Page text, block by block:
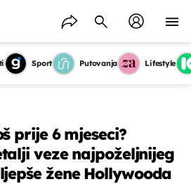
Sport Putovanja Lifestyle
prije 6 mjeseci?
veze najpoželjnijeg
žene Hollywooda